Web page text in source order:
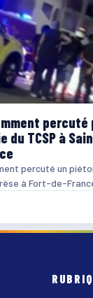
percuté
du TCSP à
percuté un
à Fort-de-